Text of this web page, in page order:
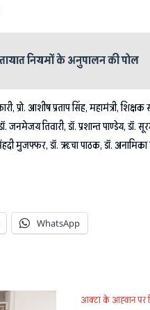
नियमों के अनुपालन की पोल
प्रो. आशीष प्रताप सिंह, महामंत्री,
जनमेजय तिवारी, डॉ. प्रशान्त
मुजफ्फर, डॉ. ऋचा पाठक, डॉ. अनामिका
WhatsApp
आक्टा के आह्वान पर